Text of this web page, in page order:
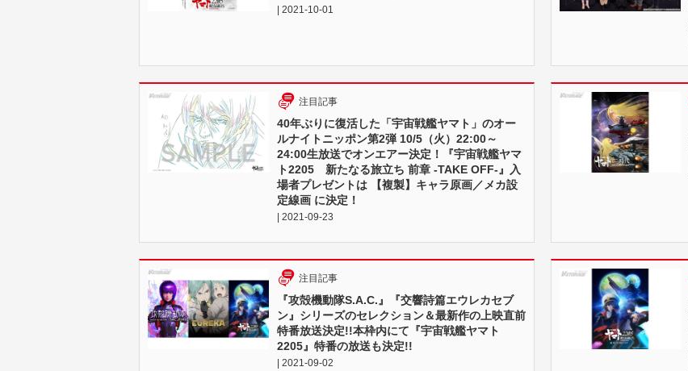
| 2021-10-01
注目記事
40年ぶりに復活した「宇宙戦艦ヤマト」のオー
ルナイトニッポン第2弾 10/5（火）22:00～
24:00生放送でオンエアー決定！『宇宙戦艦ヤマ
ト2205 新たなる旅立ち 前章 -TAKE OFF-』入
場者プレゼントは 【複製】キャラ原画／メカ設
定線画 に決定！
| 2021-09-23
注目記事
『攻殻機動隊S.A.C.』『交響詩篇エウレカセブ
ン』シリーズのセレクション＆最新作の上映直前
特番放送決定!!本枠内にて『宇宙戦艦ヤマト
2205』特番の放送も決定!!
| 2021-09-02